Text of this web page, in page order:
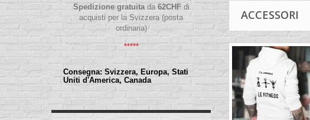
Spedizione gratuitada62CHFdi
acquisti per la Svizzera (posta
ordinaria)
*****
Consegna:Svizzera, Europa, Stati
Uniti d'America, Canada
ACCESSORI